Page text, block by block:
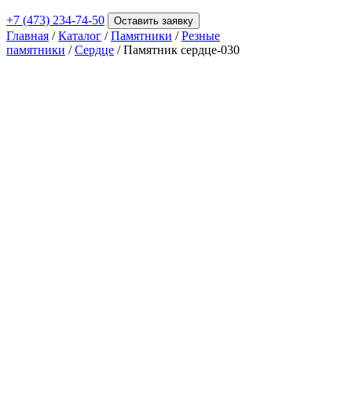
+7 (473) 234-74-50 Оставить заявку
Главная /Каталог /Памятники /Резные
памятники /Сердце / Памятник сердце-030